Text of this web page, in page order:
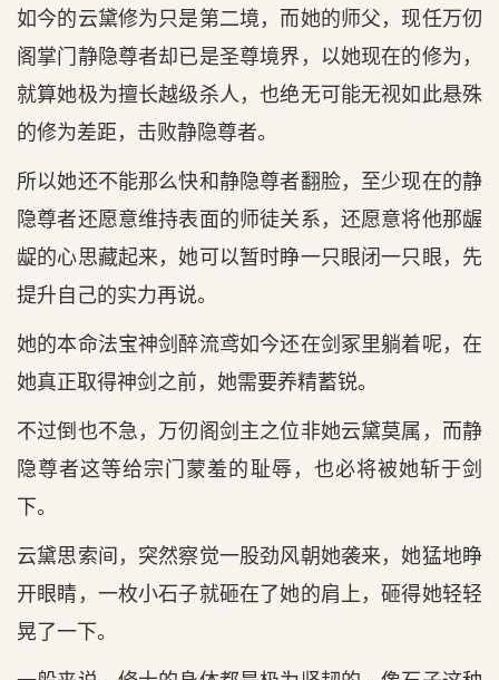
如今的云黛修为只是第二境，而她的师父，现任万仞
阁掌门静隐尊者却已是圣尊境界，以她现在的修为，
就算她极为擅长越级杀人，也绝无可能无视如此悬殊
的修为差距，击败静隐尊者。
所以她还不能那么快和静隐尊者翻脸，至少现在的静
隐尊者还愿意维持表面的师徒关系，还愿意将他那龌
龊的心思藏起来，她可以暂时睁一只眼闭一只眼，先
提升自己的实力再说。
她的本命法宝神剑醉流鸢如今还在剑冢里躺着呢，在
她真正取得神剑之前，她需要养精蓄锐。
不过倒也不急，万仞阁剑主之位非她云黛莫属，而静
隐尊者这等给宗门蒙羞的耻辱，也必将被她斩于剑
下。
云黛思索间，突然察觉一股劲风朝她袭来，她猛地睁
开眼睛，一枚小石子就砸在了她的肩上，砸得她轻轻
晃了一下。